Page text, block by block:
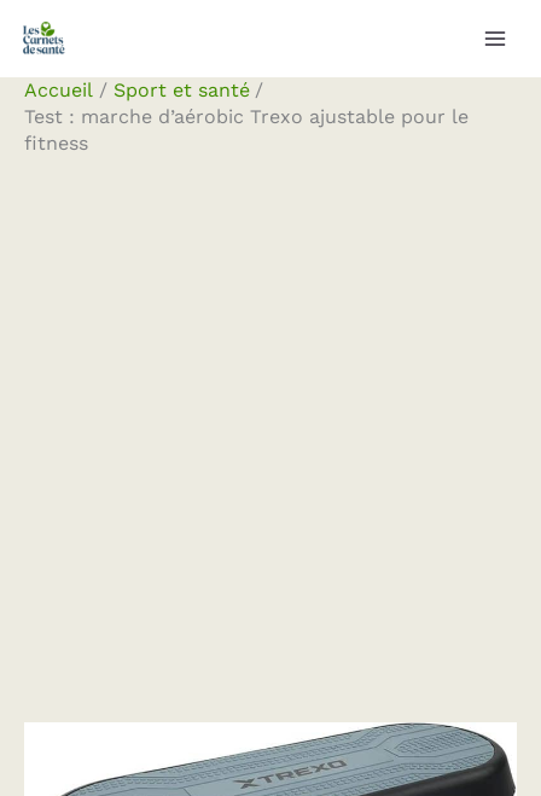
Aller
contenu
Accueil
Sport et santé
Test : marche d’aérobic Trexo ajustable pour le
fitness
Rechercher